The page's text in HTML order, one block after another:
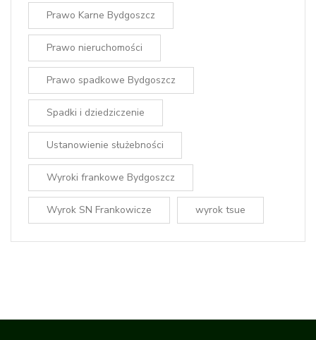
Prawo Karne Bydgoszcz
Prawo nieruchomości
Prawo spadkowe Bydgoszcz
Spadki i dziedziczenie
Ustanowienie służebności
Wyroki frankowe Bydgoszcz
Wyrok SN Frankowicze wyrok tsue